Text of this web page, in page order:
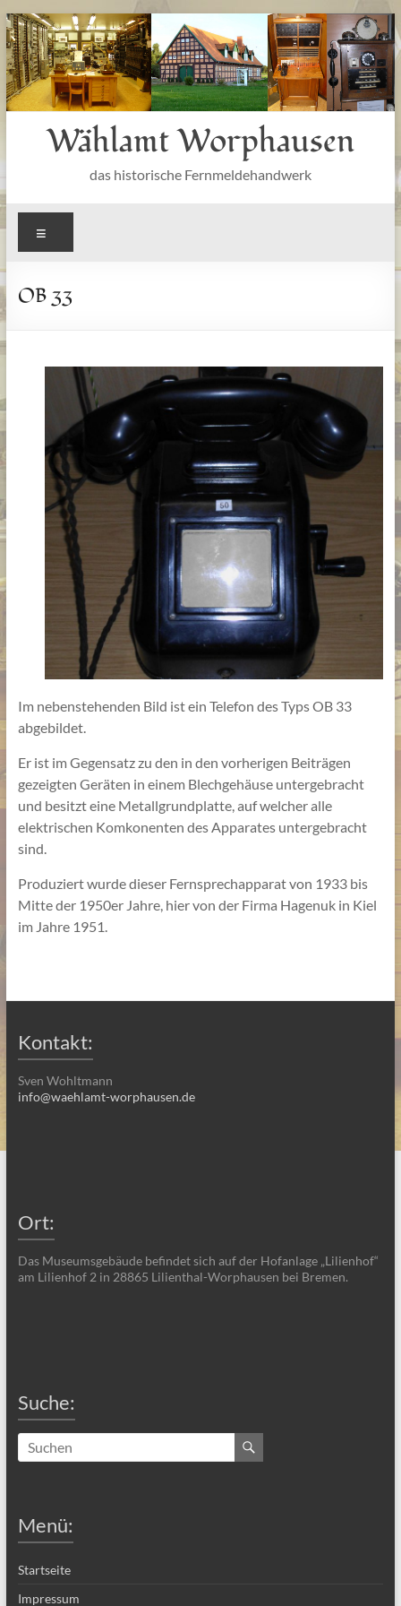
Zum
Inhalt
springen
Wählamt Worphausen
das historische Fernmeldehandwerk
OB 33
Im nebenstehenden Bild ist ein Telefon des Typs OB 33
abgebildet.
Er ist im Gegensatz zu den in den vorherigen Beiträgen
gezeigten Geräten in einem Blechgehäuse untergebracht
und besitzt eine Metallgrundplatte, auf welcher alle
elektrischen Komkonenten des Apparates untergebracht
sind.
Produziert wurde dieser Fernsprechapparat von 1933 bis
Mitte der 1950er Jahre, hier von der Firma Hagenuk in Kiel
im Jahre 1951.
Kontakt:
Sven Wohltmann
info@waehlamt-worphausen.de
Ort:
Das Museumsgebäude befindet sich auf der Hofanlage „Lilienhof“
am Lilienhof 2 in 28865 Lilienthal-Worphausen bei Bremen.
Suche:
Menü:
Startseite
Impressum